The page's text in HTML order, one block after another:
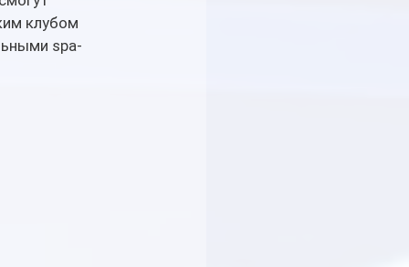
клубом
spa-